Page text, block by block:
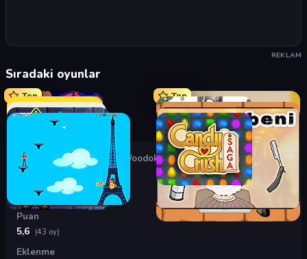
REKLAM
Sıradaki oyunlar
Top Top
Oyunlar Beceri Oyunları Woodoku
Woodoku
Puan
5,6 (43 oy)
Eklenme